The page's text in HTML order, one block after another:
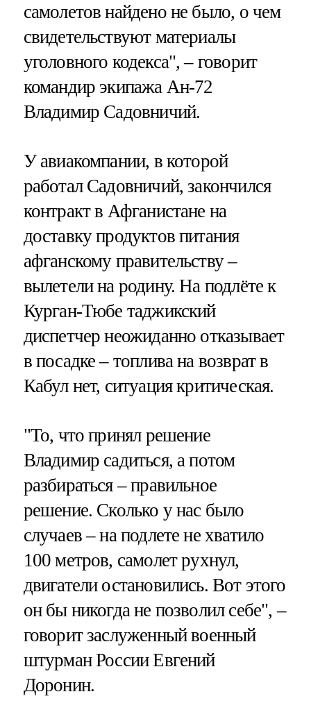
самолетов найдено не было, о чем
свидетельствуют материалы
уголовного кодекса", – говорит
командир экипажа Ан-72
Владимир Садовничий.
У авиакомпании, в которой
работал Садовничий, закончился
контракт в Афганистане на
доставку продуктов питания
афганскому правительству –
вылетели на родину. На подлёте к
Курган-Тюбе таджикский
диспетчер неожиданно отказывает
в посадке – топлива на возврат в
Кабул нет, ситуация критическая.
"То, что принял решение
Владимир садиться, а потом
разбираться – правильное
решение. Сколько у нас было
случаев – на подлете не хватило
100 метров, самолет рухнул,
двигатели остановились. Вот этого
он бы никогда не позволил себе", –
говорит заслуженный военный
штурман России Евгений
Доронин.